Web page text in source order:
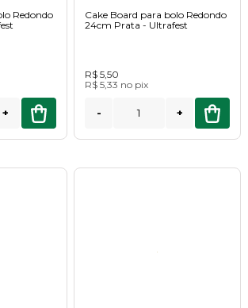
Redondo
+
Cake Board para bolo Redondo
24cm Prata - Ultrafest
R$ 5,50
R$ 5,33 no pix
- +